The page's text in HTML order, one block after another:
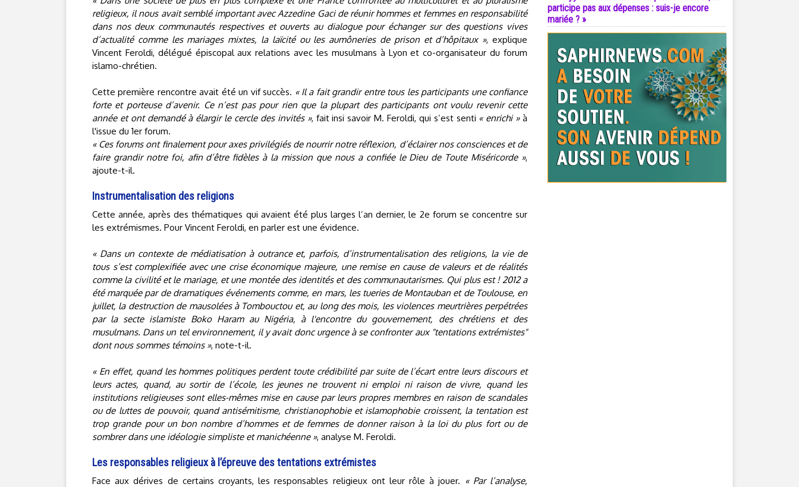
religieux, il nous avait semblé important avec Azzedine Gaci de réunir hommes et femmes en responsabilité
dans nos deux communautés respectives et ouverts au dialogue pour échanger sur des questions vives
d’actualité comme les mariages mixtes, la laïcité ou les aumôneries de prison et d’hôpitaux », explique
Vincent Feroldi, délégué épiscopal aux relations avec les musulmans à Lyon et co-organisateur du forum
islamo-chrétien.
Cette première rencontre avait été un vif succès. « Il a fait grandir entre tous les participants une confiance
forte et porteuse d’avenir. Ce n’est pas pour rien que la plupart des participants ont voulu revenir cette
année et ont demandé à élargir le cercle des invités », fait insi savoir M. Feroldi, qui s’est senti « enrichi »à
l'issue du 1er forum.
« Ces forums ont finalement pour axes privilégiés de nourrir notre réflexion, d’éclairer nos consciences et de
faire grandir notre foi, afin d’être fidèles à la mission que nous a confiée le Dieu de Toute Miséricorde »,
ajoute-t-il.
Instrumentalisation des religions
Cette année, après des thématiques qui avaient été plus larges l’an dernier, le 2e forum se concentre sur
les extrémismes. Pour Vincent Feroldi, en parler est une évidence.
« Dans un contexte de médiatisation à outrance et, parfois, d’instrumentalisation des religions, la vie de
tous s’est complexifiée avec une crise économique majeure, une remise en cause de valeurs et de réalités
comme la civilité et le mariage, et une montée des identités et des communautarismes. Qui plus est ! 2012 a
été marquée par de dramatiques événements comme, en mars, les tueries de Montauban et de Toulouse, en
juillet, la destruction de mausolées à Tombouctou et, au long des mois, les violences meurtrières perpétrées
par la secte islamiste Boko Haram au Nigéria, à l'encontre du gouvernement, des chrétiens et des
musulmans. Dans un tel environnement, il y avait donc urgence à se confronter aux "tentations extrémistes"
dont nous sommes témoins », note-t-il.
« En effet, quand les hommes politiques perdent toute crédibilité par suite de l’écart entre leurs discours et
leurs actes, quand, au sortir de l’école, les jeunes ne trouvent ni emploi ni raison de vivre, quand les
institutions religieuses sont elles-mêmes mise en cause par leurs propres membres en raison de scandales
ou de luttes de pouvoir, quand antisémitisme, christianophobie et islamophobie croissent, la tentation est
trop grande pour un bon nombre d’hommes et de femmes de donner raison à la loi du plus fort ou de
sombrer dans une idéologie simpliste et manichéenne », analyse M. Feroldi.
Les responsables religieux à l’épreuve des tentations extrémistes
Face aux dérives de certains croyants, les responsables religieux ont leur rôle à jouer. « Par l’analyse,
participe pas aux dépenses : suis-je encore
mariée ? »